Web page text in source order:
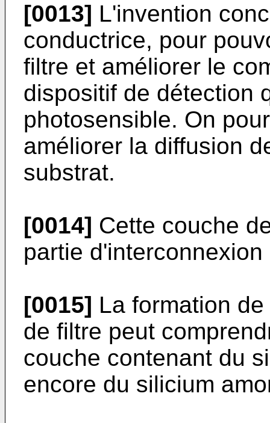
[0013] L'invention
conductrice, pour
filtre et améliorer le
dispositif de détection
photosensible. On
améliorer la diffusion
substrat.
[0014] Cette couche
partie
[0015] La formation
de filtre peut
couche contenant du
encore du silicium